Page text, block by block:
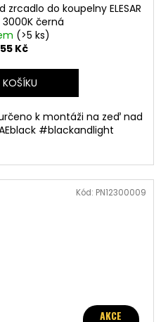
do koupelny ELESAR
3000K černá
(>5 ks)
Kč
k montáži na zeď nad
#blackandlight
AKCE
Kód: PN12300009